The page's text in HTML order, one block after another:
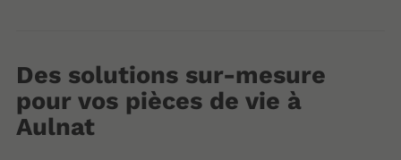
Des solutions sur-mesure
pour vos pièces de vie à
Aulnat